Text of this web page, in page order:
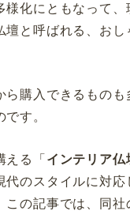
様化にともなって、
壇と呼ばれる、おし
ら購入できるものも
す。
る「 インテリア
代のスタイルに対応
この記事では、同社